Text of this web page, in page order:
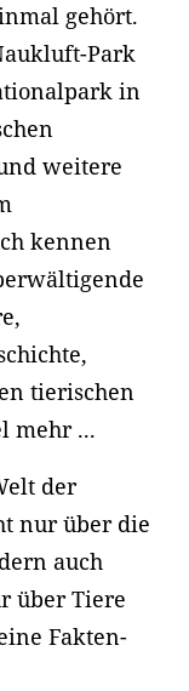
gehört.
Park
in
weitere
kennen
tierischen
mehr ...
der
nur über die
auch
über Tiere
Fakten-